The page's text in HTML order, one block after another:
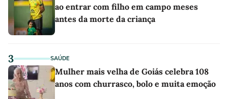
ao entrar com filho em campo meses
antes da morte da criança
3 SAÚDE
Mulher mais velha de Goiás celebra 108
anos com churrasco, bolo e muita emoção